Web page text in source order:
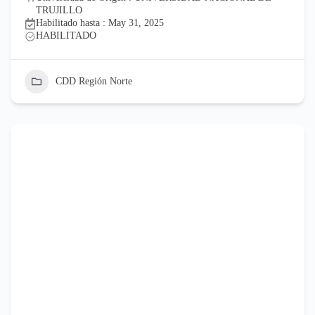
TRUJILLO
Habilitado hasta : May 31, 2025
HABILITADO
CDD Región Norte